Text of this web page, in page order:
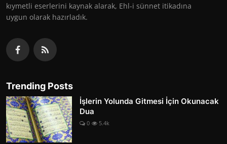
kıymetli eserlerini kaynak alarak, Ehl-i sünnet itikadına
uygun olarak hazırladık.
Trending Posts
İşlerin Yolunda Gitmesi İçin Okunacak
Dua
0 5.4k